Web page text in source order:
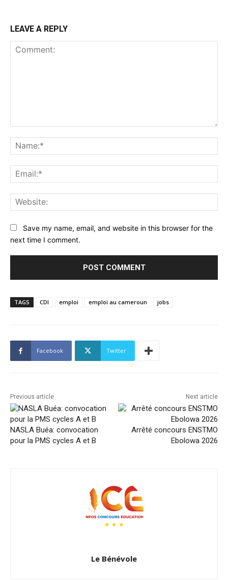
LEAVE A REPLY
Save my name, email, and website in this browser for the
next time I comment.
TAGS CDI emploi emploi au cameroun jobs
Facebook Twitter
Previous article
NASLA Buéa: convocation
pour la PMS cycles A et B
Next article
Arrêté concours ENSTMO
Ebolowa 2026
Le Bénévole